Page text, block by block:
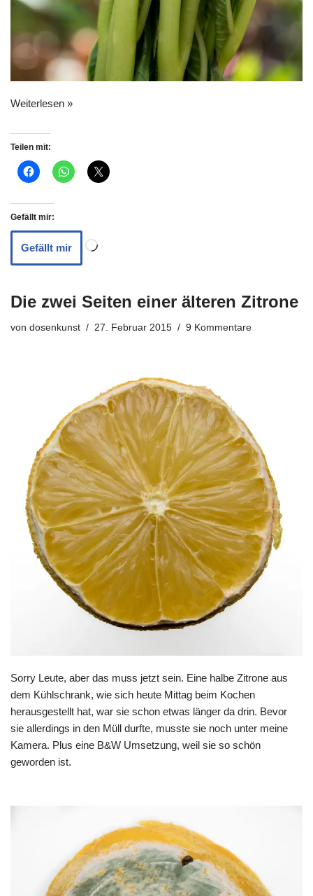
Weiterlesen »
Teilen mit:
Gefällt mir:
Gefällt mir
Die zwei Seiten einer älteren Zitrone
von dosenkunst 27. Februar 2015 9 Kommentare
Sorry Leute, aber das muss jetzt sein. Eine halbe Zitrone aus
dem Kühlschrank, wie sich heute Mittag beim Kochen
herausgestellt hat, war sie schon etwas länger da drin. Bevor
sie allerdings in den Müll durfte, musste sie noch unter meine
Kamera. Plus eine B&W Umsetzung, weil sie so schön
geworden ist.